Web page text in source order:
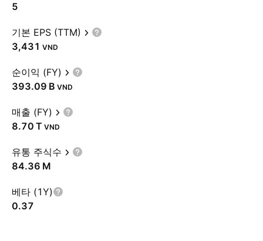
5
기본 EPS (TTM)
3,431 VND
순이익 (FY)
‪393.09 B‬ VND
매출 (FY)
‪8.70 T‬ VND
유통 주식수
‪84.36 M‬
베타 (1Y)
0.37